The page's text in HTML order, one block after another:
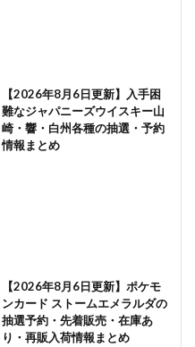
【2026年8月6日更新】入手困
難なジャパニーズウイスキー山
崎・響・白州各種の抽選・予約
情報まとめ
【2026年8月6日更新】ポケモ
ンカード ストームエメラルダの
抽選予約・先着販売・在庫あ
り・再販入荷情報まとめ